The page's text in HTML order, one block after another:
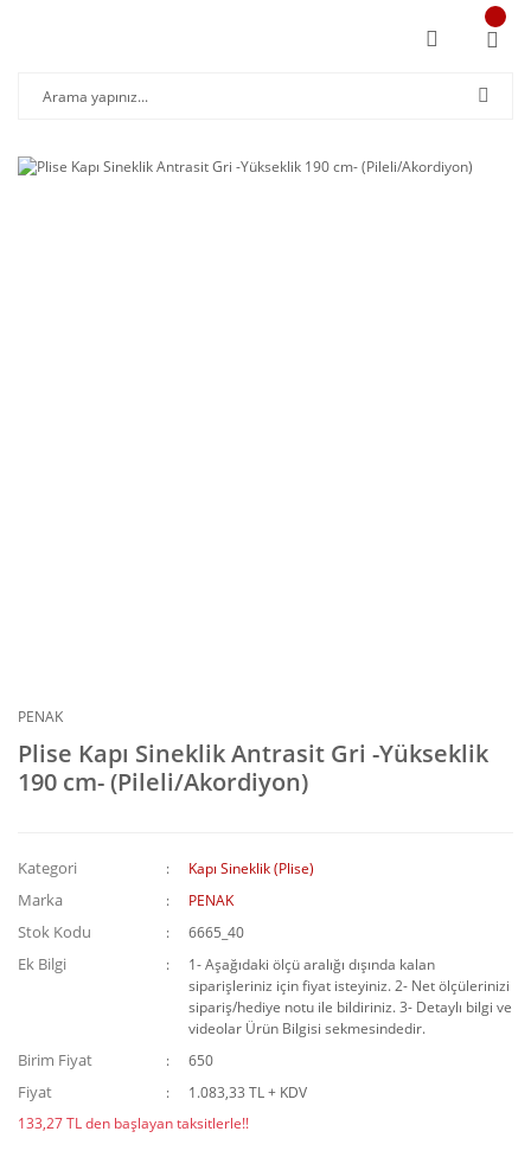
PENAK
Plise Kapı Sineklik Antrasit Gri -Yükseklik
190 cm- (Pileli/Akordiyon)
Kategori Kapı Sineklik (Plise)
Marka PENAK
Stok Kodu 6665_40
Ek Bilgi
1- Aşağıdaki ölçü aralığı dışında kalan
siparişleriniz için fiyat isteyiniz. 2- Net ölçülerinizi
sipariş/hediye notu ile bildiriniz. 3- Detaylı bilgi ve
videolar Ürün Bilgisi sekmesindedir.
Birim Fiyat 650
Fiyat
1.083,33 TL + KDV
133,27 TL den başlayan taksitlerle!!